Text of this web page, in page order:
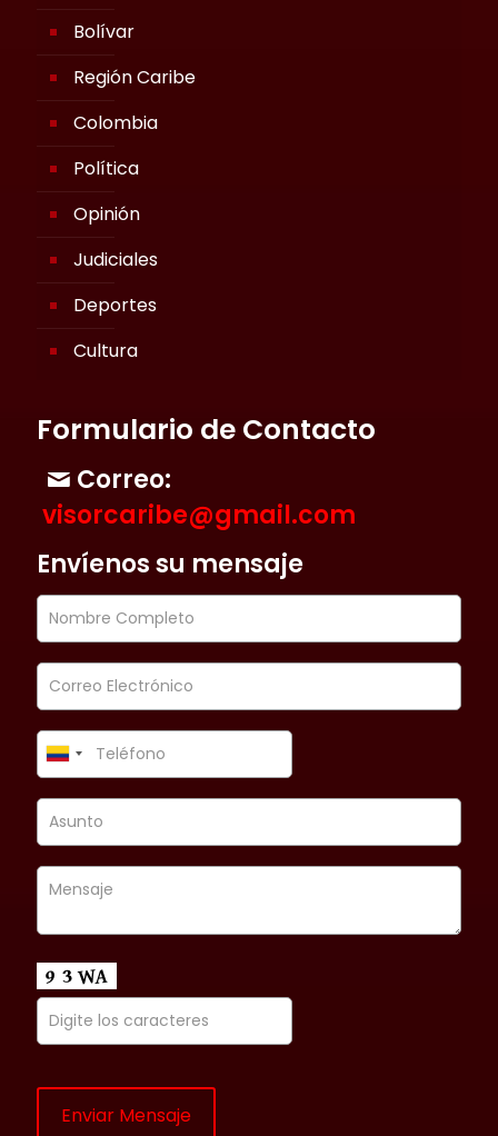
Bolívar
Región Caribe
Colombia
Política
Opinión
Judiciales
Deportes
Cultura
Formulario de Contacto
Correo:
visorcaribe@gmail.com
Envíenos su mensaje